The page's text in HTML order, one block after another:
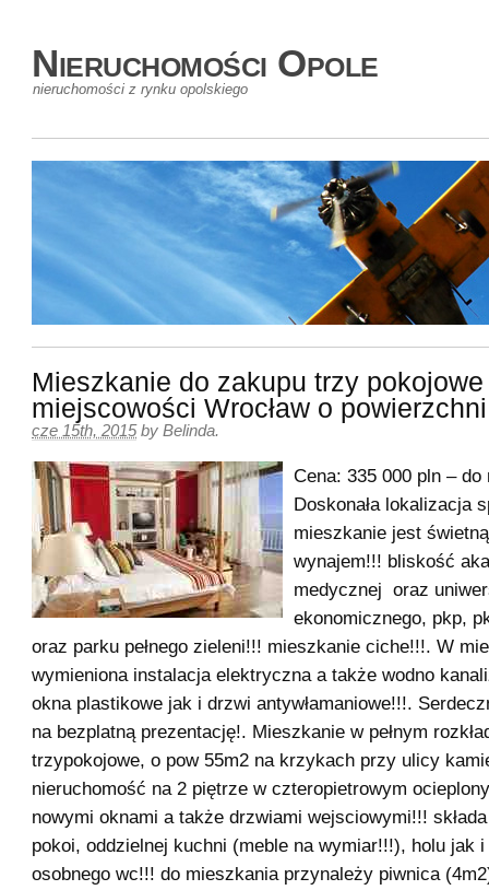
Nieruchomości Opole
nieruchomości z rynku opolskiego
Mieszkanie do zakupu trzy
miejscowości Wrocław o
cze 15th, 2015 by Belinda.
Cena: 335 000 pln –
Doskonała lokalizacja
mieszkanie jest
wynajem!!! bliskość
medycznej oraz
ekonomicznego, pkp,
oraz parku pełnego zieleni!!! mieszkanie ciche!!!. W
wymieniona instalacja elektryczna a także wodno
okna plastikowe jak i drzwi antywłamaniowe!!!.
na bezplatną prezentację!. Mieszkanie w pełnym
trzypokojowe, o pow 55m2 na krzykach przy ulicy
nieruchomość na 2 piętrze w czteropietrowym
nowymi oknami a także drzwiami wejsciowymi!!!
pokoi, oddzielnej kuchni (meble na wymiar!!!), holu jak i
osobnego wc!!! do mieszkania przynależy piwnica